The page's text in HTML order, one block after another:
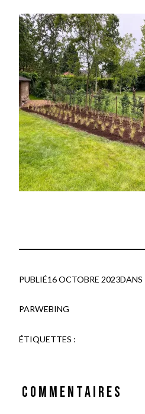
PUBLIÉ16 OCTOBRE 2023DANS
PARWEBING
ÉTIQUETTES :
COMMENTAIRES